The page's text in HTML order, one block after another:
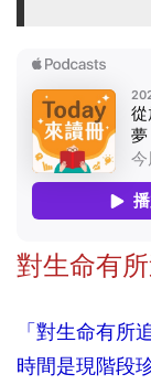
對生命有
「對生命有所
時間是現階段